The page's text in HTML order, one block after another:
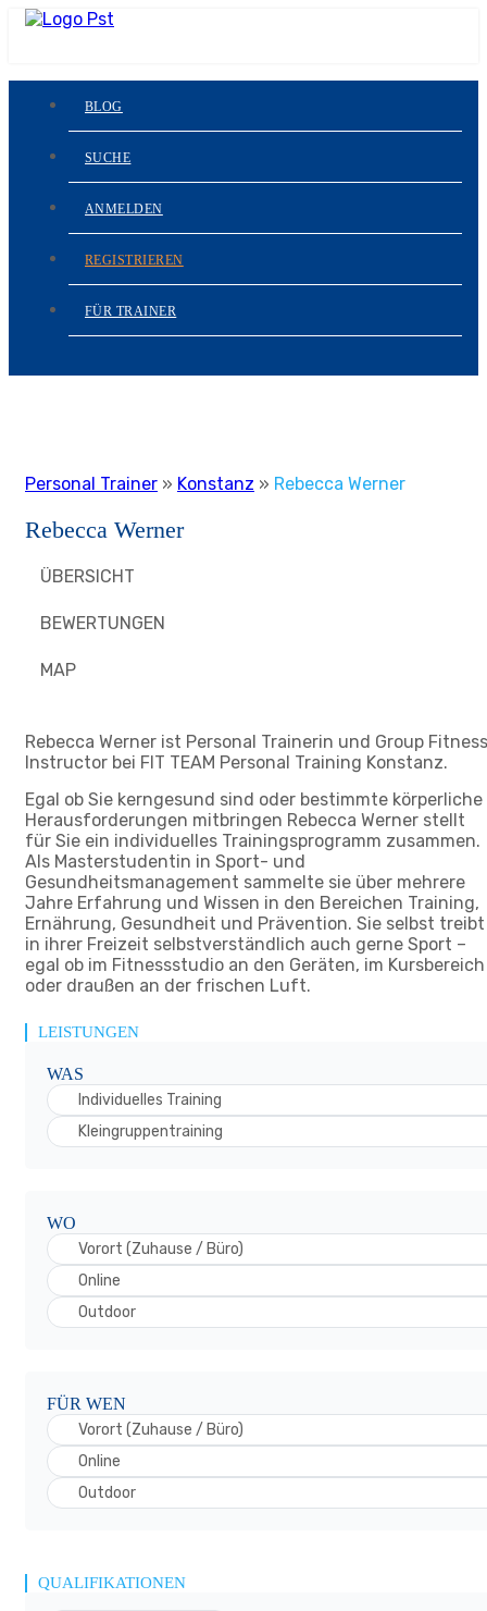
BLOG
SUCHE
ANMELDEN
REGISTRIEREN
FÜR TRAINER
Personal Trainer » Konstanz » Rebecca Werner
Rebecca Werner
ÜBERSICHT
BEWERTUNGEN
MAP
Rebecca Werner ist Personal Trainerin und Group Fitness
Instructor bei FIT TEAM Personal Training Konstanz.
Egal ob Sie kerngesund sind oder bestimmte körperliche
Herausforderungen mitbringen Rebecca Werner stellt
für Sie ein individuelles Trainingsprogramm zusammen.
Als Masterstudentin in Sport- und
Gesundheitsmanagement sammelte sie über mehrere
Jahre Erfahrung und Wissen in den Bereichen Training,
Ernährung, Gesundheit und Prävention. Sie selbst treibt
in ihrer Freizeit selbstverständlich auch gerne Sport –
egal ob im Fitnessstudio an den Geräten, im Kursbereich
oder draußen an der frischen Luft.
LEISTUNGEN
WAS
Individuelles Training
Kleingruppentraining
WO
Vorort (Zuhause / Büro)
Online
Outdoor
FÜR WEN
Vorort (Zuhause / Büro)
Online
Outdoor
QUALIFIKATIONEN